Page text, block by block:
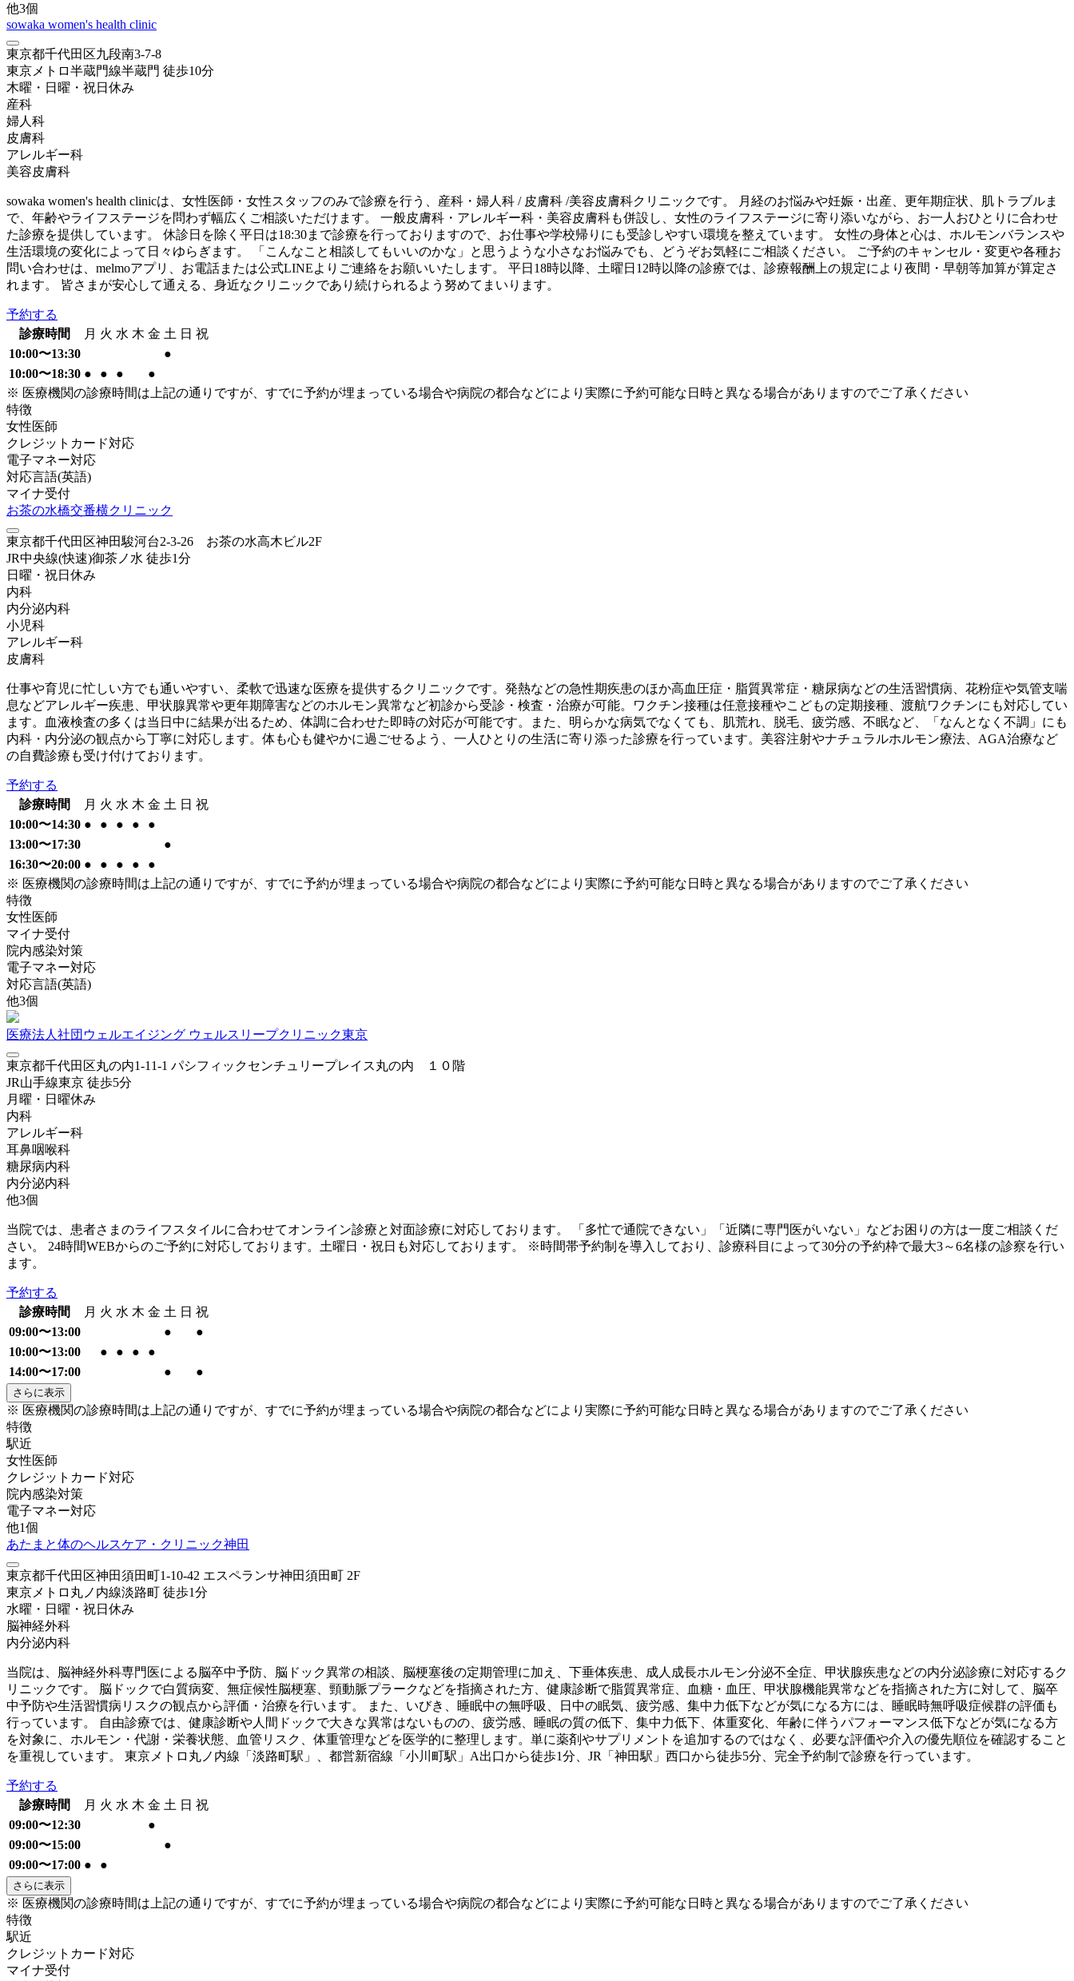
他3個
sowaka women's health clinic
東京都千代田区九段南3-7-8
東京メトロ半蔵門線半蔵門 徒歩10分
木曜・日曜・祝日 休み
産科
婦人科
皮膚科
アレルギー科
美容皮膚科
sowaka women's health clinicは、女性医師・女性スタッフのみで診療を行う、産科・婦人科 / 皮膚科 /美容皮膚科クリニックです。 月経のお悩みや妊娠・出産、更年期症状、肌トラブルま
で、年齢やライフステージを問わず幅広くご相談いただけます。 一般皮膚科・アレルギー科・美容皮膚科も併設し、女性のライフステージに寄り添いながら、お一人おひとりに合わせ
た診療を提供しています。 休診日を除く平日は18:30まで診療を行っておりますので、お仕事や学校帰りにも受診しやすい環境を整えています。 女性の身体と心は、ホルモンバランスや
生活環境の変化によって日々ゆらぎます。 「こんなこと相談してもいいのかな」と思うような小さなお悩みでも、どうぞお気軽にご相談ください。 ご予約のキャンセル・変更や各種お
問い合わせは、melmoアプリ、お電話または公式LINEよりご連絡をお願いいたします。 平日18時以降、土曜日12時以降の診療では、診療報酬上の規定により夜間・早朝等加算が算定さ
れます。 皆さまが安心して通える、身近なクリニックであり続けられるよう努めてまいります。
予約する
診療時間
月 火 水 木 金 土 日 祝
10:00〜13:30
●
10:00〜18:30 ● ● ●
●
※ 医療機関の診療時間は上記の通りですが、すでに予約が埋まっている場合や病院の都合などにより実際に予約可能な日時と異なる場合がありますのでご了承ください
特徴
女性医師
クレジットカード対応
電子マネー対応
対応言語(英語)
マイナ受付
お茶の水橋交番横クリニック
東京都千代田区神田駿河台2-3-26 お茶の水高木ビル2F
JR中央線(快速)御茶ノ水 徒歩1分
日曜・祝日 休み
内科
内分泌内科
小児科
アレルギー科
皮膚科
仕事や育児に忙しい方でも通いやすい、柔軟で迅速な医療を提供するクリニックです。発熱などの急性期疾患のほか高血圧症・脂質異常症・糖尿病などの生活習慣病、花粉症や気管支喘
息などアレルギー疾患、甲状腺異常や更年期障害などのホルモン異常など初診から受診・検査・治療が可能。ワクチン接種は任意接種やこどもの定期接種、渡航ワクチンにも対応してい
ます。血液検査の多くは当日中に結果が出るため、体調に合わせた即時の対応が可能です。また、明らかな病気でなくても、肌荒れ、脱毛、疲労感、不眠など、「なんとなく不調」にも
内科・内分泌の観点から丁寧に対応します。体も心も健やかに過ごせるよう、一人ひとりの生活に寄り添った診療を行っています。美容注射やナチュラルホルモン療法、AGA治療など
の自費診療も受け付けております。
予約する
診療時間
月 火 水 木 金 土 日 祝
10:00〜14:30 ● ● ● ●
●
13:00〜17:30
●
16:30〜20:00 ● ● ● ●
●
※ 医療機関の診療時間は上記の通りですが、すでに予約が埋まっている場合や病院の都合などにより実際に予約可能な日時と異なる場合がありますのでご了承ください
特徴
女性医師
マイナ受付
院内感染対策
電子マネー対応
対応言語(英語)
他3個
医療法人社団ウェルエイジング ウェルスリープクリニック東京
東京都千代田区丸の内1-11-1 パシフィックセンチュリープレイス丸の内 １０階
JR山手線東京 徒歩5分
月曜・日曜休み
内科
アレルギー科
耳鼻咽喉科
糖尿病内科
内分泌内科
他3個
当院では、患者さまのライフスタイルに合わせてオンライン診療と対面診療に対応しております。 「多忙で通院できない」「近隣に専門医がいない」などお困りの方は一度ご相談くだ
さい。 24時間WEBからのご予約に対応しております。土曜日・祝日も対応しております。 ※時間帯予約制を導入しており、診療科目によって30分の予約枠で最大3～6名様の診察を行い
ます。
予約する
診療時間
月 火 水 木 金 土 日 祝
09:00〜13:00
●
●
10:00〜13:00
● ● ●
●
14:00〜17:00
● ●
さらに表示
※ 医療機関の診療時間は上記の通りですが、すでに予約が埋まっている場合や病院の都合などにより実際に予約可能な日時と異なる場合がありますのでご了承ください
特徴
駅近
女性医師
クレジットカード対応
院内感染対策
電子マネー対応
他1個
あたまと体のヘルスケア・クリニック神田
東京都千代田区神田須田町1-10-42 エスペランサ神田須田町 2F
東京メトロ丸ノ内線淡路町 徒歩1分
水曜・日曜・祝日 休み
脳神経外科
内分泌内科
当院は、脳神経外科専門医による脳卒中予防、脳ドック異常の相談、脳梗塞後の定期管理に加え、下垂体疾患、成人成長ホルモン分泌不全症、甲状腺疾患などの内分泌診療に対応するク
リニックです。 脳ドックで白質病変、無症候性脳梗塞、頸動脈プラークなどを指摘された方、健康診断で脂質異常症、血糖・血圧、甲状腺機能異常などを指摘された方に対して、脳卒
中予防や生活習慣病リスクの観点から評価・治療を行います。 また、いびき、睡眠中の無呼吸、日中の眠気、疲労感、集中力低下などが気になる方には、睡眠時無呼吸症候群の評価も
行っています。 自由診療では、健康診断や人間ドックで大きな異常はないものの、疲労感、睡眠の質の低下、集中力低下、体重変化、年齢に伴うパフォーマンス低下などが気になる方
を対象に、ホルモン・代謝・栄養状態、血管リスク、体重管理などを医学的に整理します。単に薬剤やサプリメントを追加するのではなく、必要な評価や介入の優先順位を確認すること
を重視しています。 東京メトロ丸ノ内線「淡路町駅」、都営新宿線「小川町駅」A出口から徒歩1分、JR「神田駅」西口から徒歩5分、完全予約制で診療を行っています。
予約する
診療時間
月 火 水 木 金 土 日 祝
09:00〜12:30
●
09:00〜15:00
●
09:00〜17:00 ● ●
さらに表示
※ 医療機関の診療時間は上記の通りですが、すでに予約が埋まっている場合や病院の都合などにより実際に予約可能な日時と異なる場合がありますのでご了承ください
特徴
駅近
クレジットカード対応
マイナ受付